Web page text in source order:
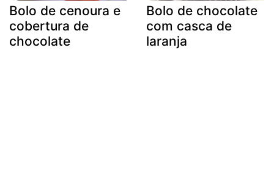
Bolo de cenoura e
cobertura de
chocolate
Bolo de chocolate
com casca de
laranja